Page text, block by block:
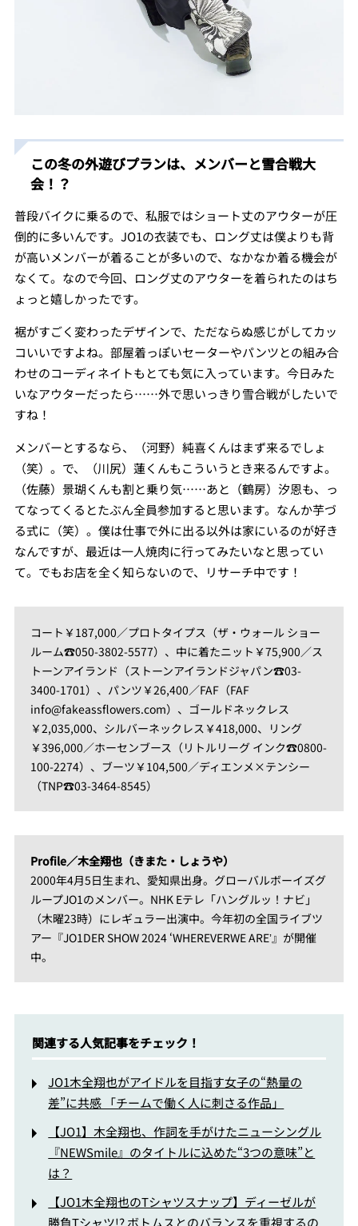
この冬の外遊びプランは、メンバーと雪合戦大
会！？
普段バイクに乗るので、私服ではショート丈のアウターが圧
倒的に多いんです。JO1の衣装でも、ロング丈は僕よりも背
が高いメンバーが着ることが多いので、なかなか着る機会が
なくて。なので今回、ロング丈のアウターを着られたのはち
ょっと嬉しかったです。
裾がすごく変わったデザインで、ただならぬ感じがしてカッ
コいいですよね。部屋着っぽいセーターやパンツとの組み合
わせのコーディネイトもとても気に入っています。今日みた
いなアウターだったら……外で思いっきり雪合戦がしたいで
すね！
メンバーとするなら、（河野）純喜くんはまず来るでしょ
（笑）。で、（川尻）蓮くんもこういうとき来るんですよ。
（佐藤）景瑚くんも割と乗り気……あと（鶴房）汐恩も、っ
てなってくるとたぶん全員参加すると思います。なんか芋づ
る式に（笑）。僕は仕事で外に出る以外は家にいるのが好き
なんですが、最近は一人焼肉に行ってみたいなと思ってい
て。でもお店を全く知らないので、リサーチ中です！
コート￥187,000／プロトタイプス（ザ・ウォール ショー
ルーム☎050-3802-5577）、中に着たニット￥75,900／ス
トーンアイランド（ストーンアイランドジャパン☎03-
3400-1701）、パンツ￥26,400／FAF（FAF
info@fakeassflowers.com）、ゴールドネックレス
￥2,035,000、シルバーネックレス￥418,000、リング
￥396,000／ホーセンブース（リトルリーグ インク☎0800-
100-2274）、ブーツ￥104,500／ディエンメ×テンシー
（TNP☎03-3464-8545）
Profile／木全翔也（きまた・しょうや）
2000年4月5日生まれ、愛知県出身。グローバルボーイズグ
ループJO1のメンバー。NHK Eテレ「ハングルッ！ナビ」
（木曜23時）にレギュラー出演中。今年初の全国ライブツ
アー『JO1DER SHOW 2024 ʻWHEREVERWE AREʼ』が開催
中。
関連する人気記事をチェック！
JO1木全翔也がアイドルを目指す女子の“熱量の
差”に共感 「チームで働く人に刺さる作品」
【JO1】木全翔也、作詞を手がけたニューシングル
『NEWSmile』のタイトルに込めた“3つの意味”と
は？
【JO1木全翔也のTシャツスナップ】ディーゼルが
勝負Tシャツ!? ボトムスとのバランスを重視するの